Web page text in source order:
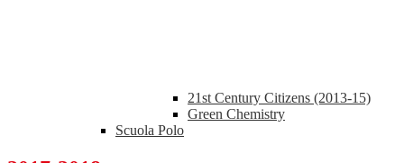
21st Century Citizens (2013-15)
Green Chemistry
Scuola Polo